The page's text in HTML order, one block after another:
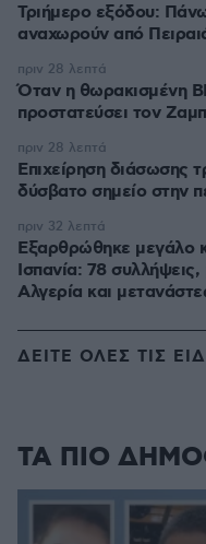
Τριήμερο εξόδου:
αναχωρούν από
Όταν η θωρακισμένη
προστατεύσει τον
πριν 28 λεπτά
Επιχείρηση διάσωσης
δύσβατο σημείο στην
πριν 28 λεπτά
Εξαρθρώθηκε μεγάλο
Ισπανία: 78
Αλγερία και
πριν 32 λεπτά
ΔΕΙΤΕ ΟΛΕΣ ΤΙΣ
ΤΑ ΠΙΟ